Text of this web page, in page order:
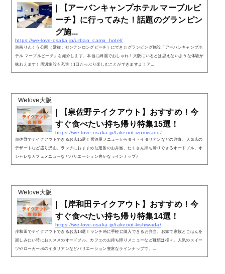
| 【アーバンキャンプホテル マーブルビ
ーチ】に行ってみた！話題のグランピン
グ施...
https://we-love-osaka.jp/urban_camp_hotel/
泉南りんくう公園（愛称：センナンロングビーチ）にできたグランピング施設「アーバンキャンプホ
テル マーブルビーチ」を紹介します。本当に綺麗でおしゃれ！大阪にいるとは思えないような体験が
味わえます！周辺施設も充実！1日たっぷり楽しむことができますよ！ア...
Welove大阪
| 【泉佐野テイクアウト】おすすめ！今
すぐ食べたい持ち帰り特集15選！
https://we-love-osaka.jp/takeout-izumisano/
泉佐野でテイクアウトできるお店15選！居酒屋メニューからタイ・イタリアンなどの洋食、人気店の
デザートなど盛り沢山。ランチにおすすめな定番のお弁当、たくさん持ち帰りできるオードブル、オ
シャレなカフェメニューなどバリエーション豊かなラインナップ♪
Welove大阪
| 【岸和田テイクアウト】おすすめ！今
すぐ食べたい持ち帰り特集14選！
https://we-love-osaka.jp/takeout-kishiwada/
岸和田でテイクアウトできるお店14選！ランチ時に手軽に購入できるお弁当、お家で家族とごはんを
楽しみたい時におススメのオードブル、カフェのお持ち帰りメニューなど種類は様々。人気のスイー
ツやローカーボのイタリアンなどバリエーション豊富なラインナップで、...